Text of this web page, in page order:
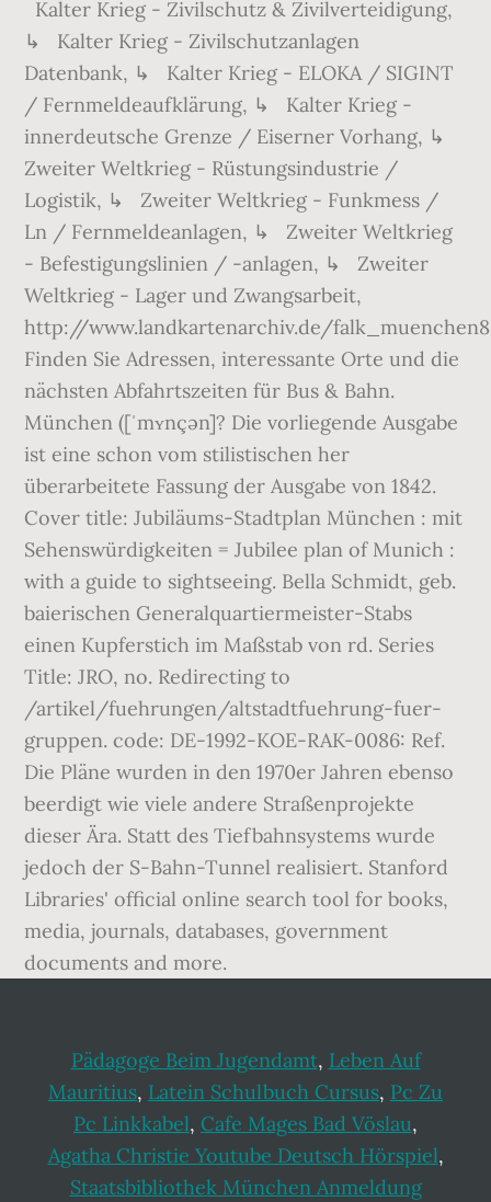
Pädagoge Beim Jugendamt, Leben Auf
Mauritius, Latein Schulbuch Cursus, Pc Zu
Pc Linkkabel, Cafe Mages Bad Vöslau,
Agatha Christie Youtube Deutsch Hörspiel,
Staatsbibliothek München Anmeldung